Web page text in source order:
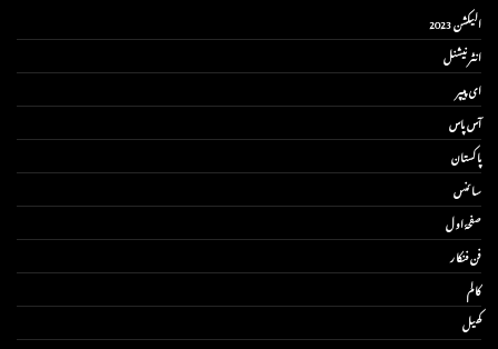
الیکشن 2023
انٹر نیشنل
ای پیپر
آس پاس
پاکستان
سائنس
صفحۂ اول
فن فنکار
کالم
کھیل